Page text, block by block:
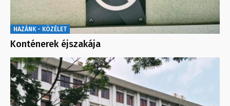
HAZÁNK - KÖZÉLET
Konténerek éjszakája